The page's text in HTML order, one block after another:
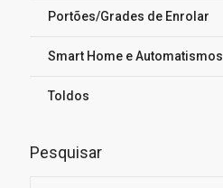
Portões/Grades de Enrolar
Smart Home e Automatismos
Toldos
Pesquisar